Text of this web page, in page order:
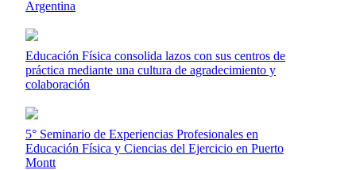
Argentina
Educación Física consolida lazos con sus centros de
práctica mediante una cultura de agradecimiento y
colaboración
5° Seminario de Experiencias Profesionales en
Educación Física y Ciencias del Ejercicio en Puerto
Montt